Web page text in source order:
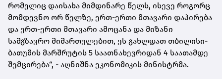
რომელიც დაისახა მიმდინარე წელს, ისევე როგორც
მომდევნო ორ წელზე, ერთ-ერთი მთავარი დაპირება
და ერთ-ერთი მთავარი ამოცანა და მიზანი
სამგზავრო მიმართულებით, ეს გახლდათ თბილისი-
ბათუმის მარშრუტის 5 საათნახევრიდან 4 საათამდე
შემცირება“, - აღნიშნა ეკონომიკის მინისტრმა.